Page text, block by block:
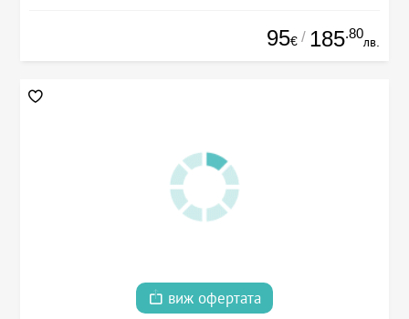
95€ / 185.80
лв.
виж офертата